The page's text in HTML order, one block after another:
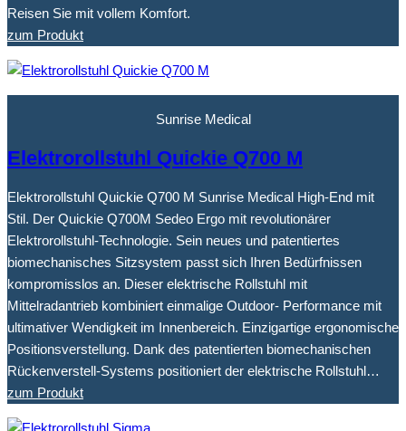
Reisen Sie mit vollem Komfort.
zum Produkt
Sunrise Medical
Elektrorollstuhl Quickie Q700 M
Elektrorollstuhl Quickie Q700 M Sunrise Medical High-End mit
Stil. Der Quickie Q700M Sedeo Ergo mit revolutionärer
Elektrorollstuhl-Technologie. Sein neues und patentiertes
biomechanisches Sitzsystem passt sich Ihren Bedürfnissen
kompromisslos an. Dieser elektrische Rollstuhl mit
Mittelradantrieb kombiniert einmalige Outdoor- Performance mit
ultimativer Wendigkeit im Innenbereich. Einzigartige ergonomische
Positionsverstellung. Dank des patentierten biomechanischen
Rückenverstell-Systems positioniert der elektrische Rollstuhl…
zum Produkt